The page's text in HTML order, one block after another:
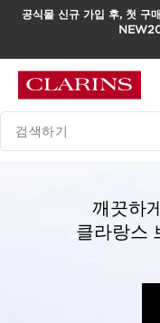
컨텐츠로 이동하기
공식몰 신규 가입 후, 첫 구
범례 검색하기
깨끗하
클라랑스